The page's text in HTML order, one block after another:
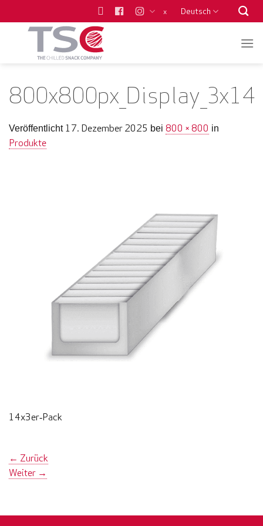
Inhalt
x Deutsch
800x800px_Display_3x14
Veröffentlicht 17. Dezember 2025 bei 800 × 800 in
Produkte
14x3er‑Pack
← Zurück
Weiter →